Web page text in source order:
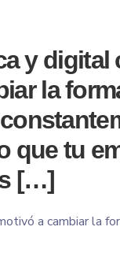
y digital
la
que tu
[…]
a cambiar la